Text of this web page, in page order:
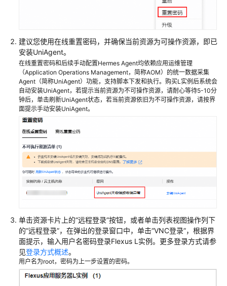
建议您使用在线重置密码，并确保当前资源为可操作资源，即已
安装UniAgent。
在线重置密码和后续手动配置Hermes Agent均依赖应用运维管理
（Application Operations Management，简称AOM）的统一数据采集
Agent（简称UniAgent）功能，支持脚本下发和执行。购买L实例后系统会
自动安装UniAgent，若提示当前资源为不可操作资源，请耐心等待5-10分
钟后，单击刷新UniAgent状态，若当前资源依旧为不可操作资源，请按界
面提示手动安装UniAgent。
单击资源卡片上的“远程登录”按钮，或者单击列表视图操作列下
的“远程登录”，在弹出的登录窗口中，单击“VNC登录”，根据界
面提示，输入用户名密码登录Flexus L实例。更多登录方式请参
见登录方式概述。
用户名为root，密码为上一步设置的密码。